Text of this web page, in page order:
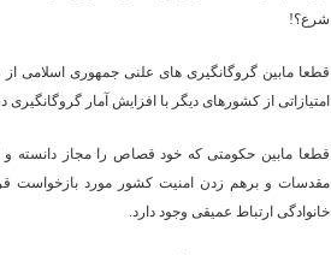
شرع؟!
قطعا مابین گروگانگیری های علنی جمهوری اسلامی از
امتیازاتی از کشورهای دیگر با افزایش آمار
قطعا مابین حکومتی که خود قصاص را مجاز دانسته و
مقدسات و برهم زدن امنیت کشور مورد بازخواست
خانوادگی ارتباط عمیقی وجود دارد.